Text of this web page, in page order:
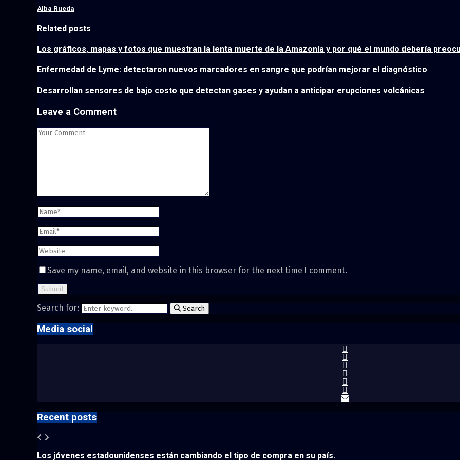
Alba Rueda
Related posts
Los gráficos, mapas y fotos que muestran la lenta muerte de la Amazonía y por qué el mundo debería
Enfermedad de Lyme: detectaron nuevos marcadores en sangre que podrían mejorar el diagnóstico
Desarrollan sensores de bajo costo que detectan gases y ayudan a anticipar erupciones volcánicas
Leave a Comment
Save my name, email, and website in this browser for the next time I comment.
Search for: Search
Media social
Recent posts
Los jóvenes estadounidenses están cambiando el tipo de compra en su país.